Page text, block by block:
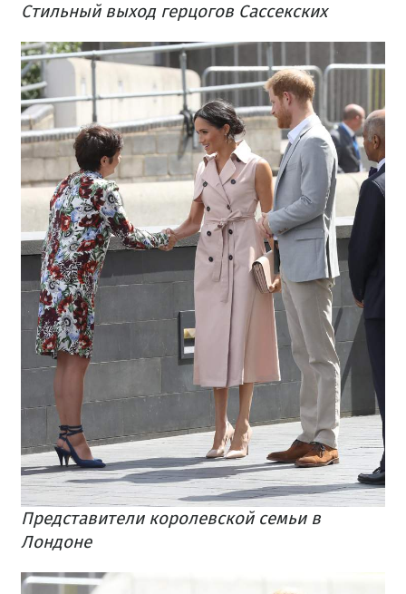
Стильный выход герцогов Сассекских
Представители королевской семьи в
Лондоне